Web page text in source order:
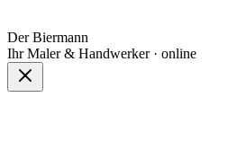
Der Biermann
Ihr Maler & Handwerker · online